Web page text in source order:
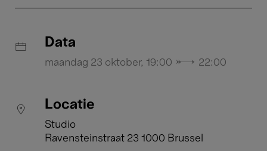
Data
maandag 23 oktober, 19:00 → 22:00
Locatie
Studio
Ravensteinstraat 23 1000 Brussel